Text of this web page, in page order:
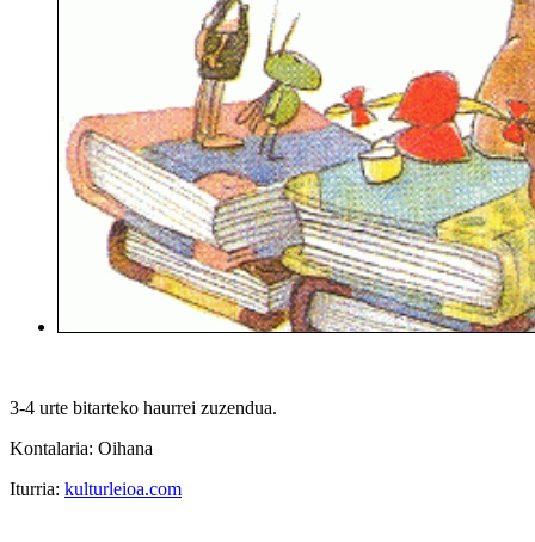
3-4 urte bitarteko haurrei zuzendua.
Kontalaria: Oihana
Iturria: kulturleioa.com